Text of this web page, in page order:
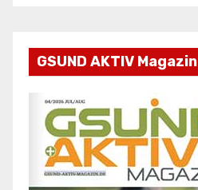
GSUND AKTIV Magazin